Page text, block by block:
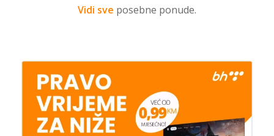
Vidi sve posebne ponude.